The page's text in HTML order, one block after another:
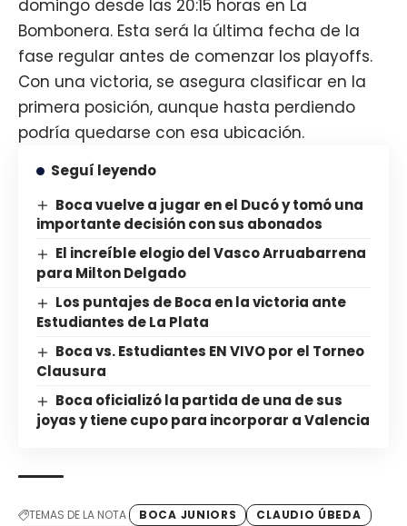
domingo desde las 20:15 horas en La
Bombonera. Esta será la última fecha de la
fase regular antes de comenzar los playoffs.
Con una victoria, se asegura clasificar en la
primera posición, aunque hasta perdiendo
podría quedarse con esa ubicación.
Seguí leyendo
Boca vuelve a jugar en el Ducó y tomó una
importante decisión con sus abonados
El increíble elogio del Vasco Arruabarrena
para Milton Delgado
Los puntajes de Boca en la victoria ante
Estudiantes de La Plata
Boca vs. Estudiantes EN VIVO por el Torneo
Clausura
Boca oficializó la partida de una de sus
joyas y tiene cupo para incorporar a Valencia
TEMAS DE LA NOTA BOCA JUNIORS
CLAUDIO ÚBEDA